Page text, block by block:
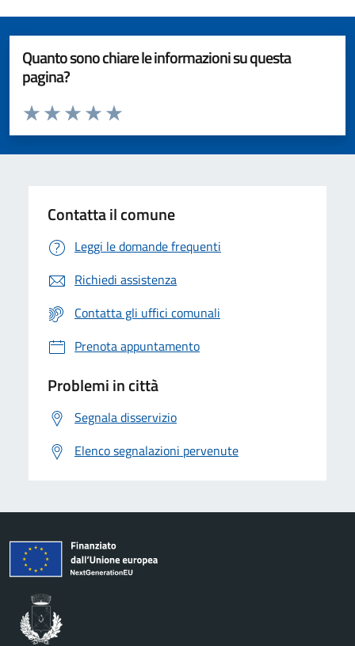
Quanto sono chiare le informazioni su questa
pagina?
Valuta da 1 a 5 stelle la pagina
Valuta 5 stelle su 5
Valuta 4 stelle su 5
Valuta 3 stelle su 5
Valuta 2 stelle su 5
Valuta 1 stelle su 5
Contatta il comune
Leggi le domande frequenti
Richiedi assistenza
Contatta gli uffici comunali
Prenota appuntamento
Problemi in città
Segnala disservizio
Elenco segnalazioni pervenute